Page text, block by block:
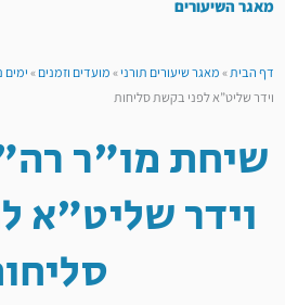
מאגר השיעורים
דף הבית»מאגר שיעורים תורני»מועדים וזמנים»ימים
וידר שליט”א לפני בקשת סליחות
שיחת מו"ר
וידר שליט"א